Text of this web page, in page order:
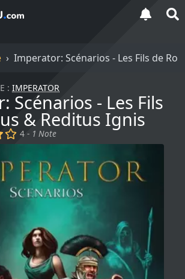
Imperator: Scénarios - Les Fils de
: IMPERATOR
Scénarios - Les Fils
& Reditus Ignis
(x) ()4 - 1 Note